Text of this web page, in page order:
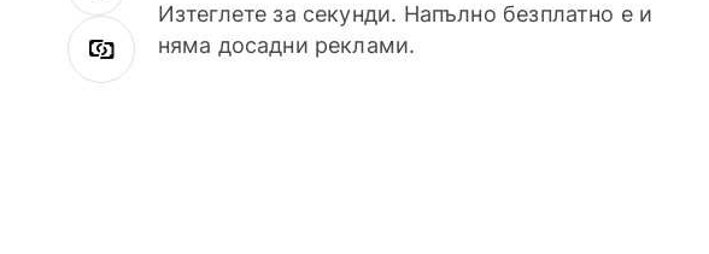
Изтеглете за секунди. Напълно безплатно е и
няма досадни реклами.